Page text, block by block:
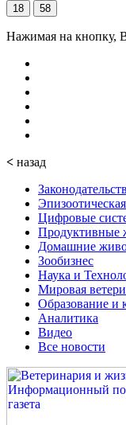
18 58
Нажимая на кнопку,
< назад
Цифровые
Продуктивные
Домашние
Зообизнес
Наука и
Мировая
Образование и
Аналитика
Видео
Все новости